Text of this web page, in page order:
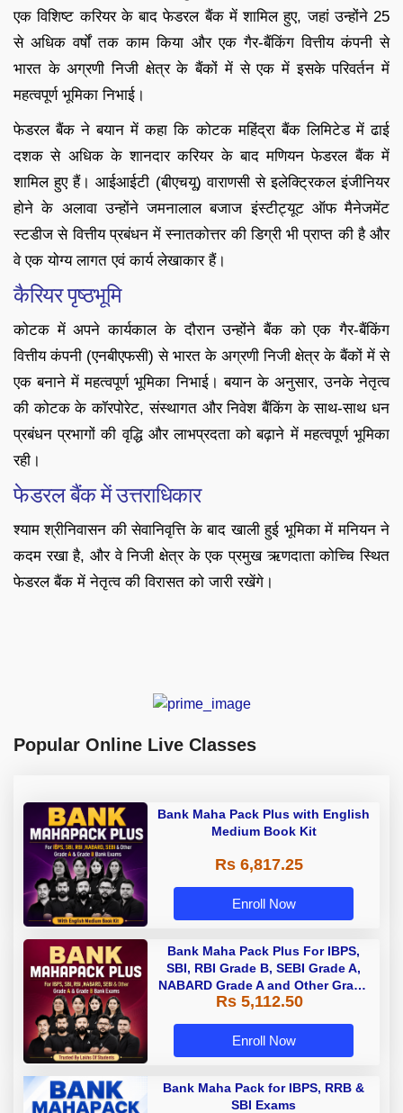
एक विशिष्ट करियर के बाद फेडरल बैंक में शामिल हुए, जहां उन्होंने 25
से अधिक वर्षों तक काम किया और एक गैर-बैंकिंग वित्तीय कंपनी से
भारत के अग्रणी निजी क्षेत्र के बैंकों में से एक में इसके परिवर्तन में
महत्वपूर्ण भूमिका निभाई।
फेडरल बैंक ने बयान में कहा कि कोटक महिंद्रा बैंक लिमिटेड में ढाई
दशक से अधिक के शानदार करियर के बाद मणियन फेडरल बैंक में
शामिल हुए हैं। आईआईटी (बीएचयू) वाराणसी से इलेक्ट्रिकल इंजीनियर
होने के अलावा उन्होंने जमनालाल बजाज इंस्टीट्यूट ऑफ मैनेजमेंट
स्टडीज से वित्तीय प्रबंधन में स्नातकोत्तर की डिग्री भी प्राप्त की है और
वे एक योग्य लागत एवं कार्य लेखाकार हैं।
कैरियर पृष्ठभूमि
कोटक में अपने कार्यकाल के दौरान उन्होंने बैंक को एक गैर-बैंकिंग
वित्तीय कंपनी (एनबीएफसी) से भारत के अग्रणी निजी क्षेत्र के बैंकों में से
एक बनाने में महत्वपूर्ण भूमिका निभाई। बयान के अनुसार, उनके नेतृत्व
की कोटक के कॉरपोरेट, संस्थागत और निवेश बैंकिंग के साथ-साथ धन
प्रबंधन प्रभागों की वृद्धि और लाभप्रदता को बढ़ाने में महत्वपूर्ण भूमिका
रही।
फेडरल बैंक में उत्तराधिकार
श्याम श्रीनिवासन की सेवानिवृत्ति के बाद खाली हुई भूमिका में मनियन ने
कदम रखा है, और वे निजी क्षेत्र के एक प्रमुख ऋणदाता कोच्चि स्थित
फेडरल बैंक में नेतृत्व की विरासत को जारी रखेंगे।
Popular Online Live Classes
Bank Maha Pack Plus with English
Medium Book Kit
Rs 6,817.25
Enroll Now
Bank Maha Pack Plus For IBPS,
SBI, RBI Grade B, SEBI Grade A,
NABARD Grade A and Other Grade
A & Grade B Bank Exams
Rs 5,112.50
Enroll Now
Bank Maha Pack for IBPS, RRB &
SBI Exams